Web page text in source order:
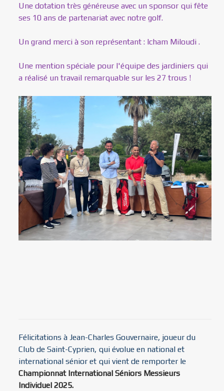
Une dotation très généreuse avec un sponsor qui fête
ses 10 ans de partenariat avec notre golf.
Un grand merci à son représentant : Icham Miloudi .
Une mention spéciale pour l'équipe des jardiniers qui
a réalisé un travail remarquable sur les 27 trous !
Félicitations à Jean-Charles Gouvernaire, joueur du
Club de Saint-Cyprien, qui évolue en national et
international sénior et qui vient de remporter le
Championnat International Séniors Messieurs
Individuel 2025.